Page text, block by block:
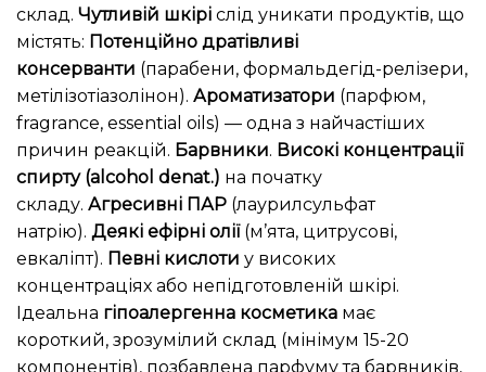
склад. Чутливій шкірі слід уникати продуктів, що
містять: Потенційно дратівливі
консерванти (парабени, формальдегід-релізери,
метілізотіазолінон). Ароматизатори (парфюм,
fragrance, essential oils) — одна з найчастіших
причин реакцій. Барвники. Високі концентрації
спирту (alcohol denat.) на початку
складу. Агресивні ПАР (лаурилсульфат
натрію). Деякі ефірні олії(м’ята, цитрусові,
евкаліпт). Певні кислоти у високих
концентраціях або непідготовленій шкірі.
Ідеальна гіпоалергенна косметика має
короткий, зрозумілий склад (мінімум 15-20
компонентів), позбавлена парфуму та барвників,